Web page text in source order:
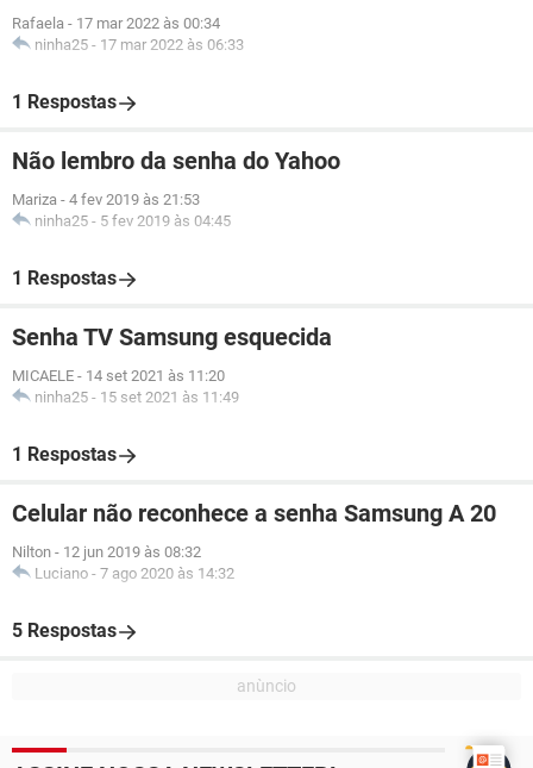
Rafaela - 17 mar 2022 às 00:34
ninha25 - 17 mar 2022 às 06:33
1 Respostas
Não lembro da senha do Yahoo
Mariza - 4 fev 2019 às 21:53
ninha25 - 5 fev 2019 às 04:45
1 Respostas
Senha TV Samsung esquecida
MICAELE - 14 set 2021 às 11:20
ninha25 - 15 set 2021 às 11:49
1 Respostas
Celular não reconhece a senha Samsung A 20
Nilton - 12 jun 2019 às 08:32
Luciano - 7 ago 2020 às 14:32
5 Respostas